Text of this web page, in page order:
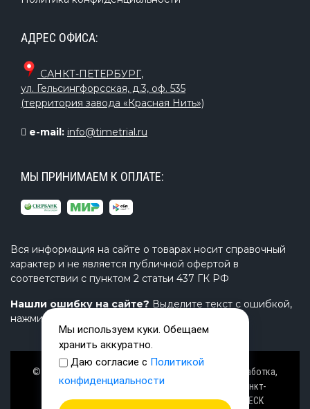
АДРЕС ОФИСА:
САНКТ-ПЕТЕРБУРГ,
ул. Гельсингфорсская, д.3, оф. 535
(территория завода «Красная Нить»)
e-mail: info@timetrial.ru
МЫ ПРИНИМАЕМ К ОПЛАТЕ:
Вся информация на сайте о товарах носит справочный
характер и не является публичной офертой в
соответствии с пунктом 2 статьи 437 ГК РФ
Нашли ошибку на сайте? Выделите текст с ошибкой,
нажмите Ctrl+Enter и напишите нам.
© Завод TimeTrial (ТаймТриал) - производство, разработка,
проектирование надувных изделий, товаров в Санкт-
Петербурге с 2000 г. из ПВХ (PVC), ТПУ (TPU), AIRDECK
Мы используем куки. Обещаем
хранить аккуратно.
Даю согласие с Политикой
конфиденциальности